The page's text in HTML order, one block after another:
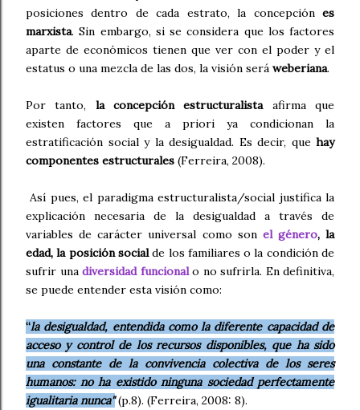
posiciones dentro de cada estrato, la concepción es
marxista. Sin embargo, si se considera que los factores
aparte de económicos tienen que ver con el poder y el
estatus o una mezcla de las dos, la visión será weberiana.
Por tanto, la concepción estructuralistaafirma que
existen factores que a priori ya condicionan la
estratificación social y la desigualdad. Es decir, que hay
componentes estructurales (Ferreira, 2008).
Así pues, el paradigma estructuralista/social justifica la
explicación necesaria de la desigualdad a través de
variables de carácter universal como son el género, la
edad, la posición socialde los familiares o la condición de
sufrir una diversidad funcionalo no sufrirla. En definitiva,
se puede entender esta visión como:
“la desigualdad, entendida como la diferente capacidad de
acceso y control de los recursos disponibles, que ha sido
una constante de la convivencia colectiva de los seres
humanos: no ha existido ninguna sociedad perfectamente
igualitaria nunca"(p.8). (Ferreira, 2008: 8).